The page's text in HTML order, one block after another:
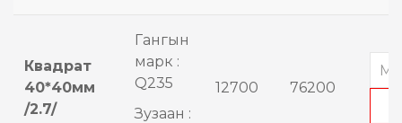
Квадрат
40*40мм
/2.7/
Гангын
марк :
Q235
Зузаан :
12700 76200